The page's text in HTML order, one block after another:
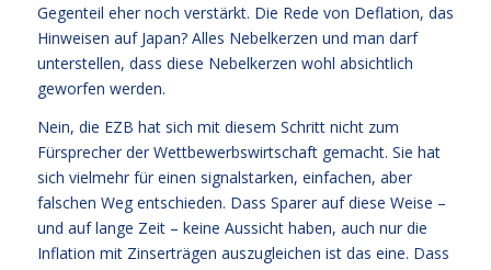
Gegenteil eher noch verstärkt. Die Rede von Deflation, das
Hinweisen auf Japan? Alles Nebelkerzen und man darf
unterstellen, dass diese Nebelkerzen wohl absichtlich
geworfen werden.
Nein, die EZB hat sich mit diesem Schritt nicht zum
Fürsprecher der Wettbewerbswirtschaft gemacht. Sie hat
sich vielmehr für einen signalstarken, einfachen, aber
falschen Weg entschieden. Dass Sparer auf diese Weise –
und auf lange Zeit – keine Aussicht haben, auch nur die
Inflation mit Zinserträgen auszugleichen ist das eine. Dass